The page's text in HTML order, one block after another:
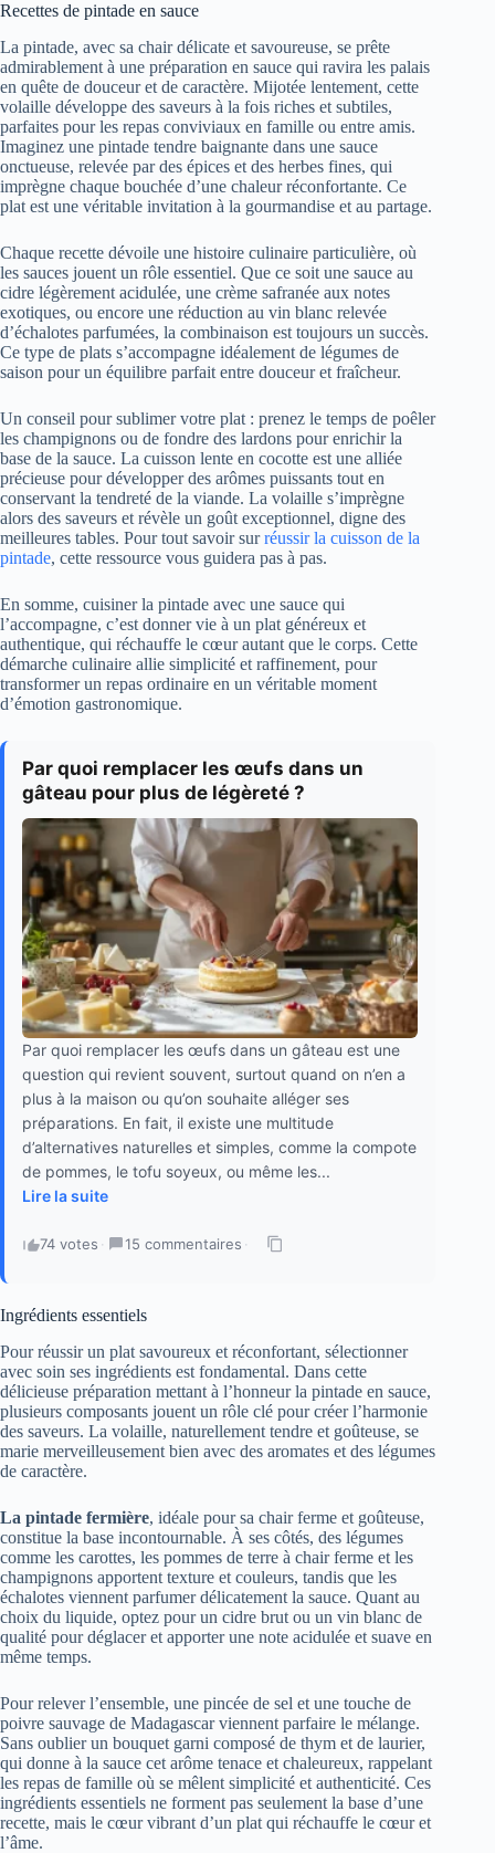
Recettes de pintade en sauce
La pintade, avec sa chair délicate et savoureuse, se prête
admirablement à une préparation en sauce qui ravira les palais
en quête de douceur et de caractère. Mijotée lentement, cette
volaille développe des saveurs à la fois riches et subtiles,
parfaites pour les repas conviviaux en famille ou entre amis.
Imaginez une pintade tendre baignante dans une sauce
onctueuse, relevée par des épices et des herbes fines, qui
imprègne chaque bouchée d’une chaleur réconfortante. Ce
plat est une véritable invitation à la gourmandise et au partage.
Chaque recette dévoile une histoire culinaire particulière, où
les sauces jouent un rôle essentiel. Que ce soit une sauce au
cidre légèrement acidulée, une crème safranée aux notes
exotiques, ou encore une réduction au vin blanc relevée
d’échalotes parfumées, la combinaison est toujours un succès.
Ce type de plats s’accompagne idéalement de légumes de
saison pour un équilibre parfait entre douceur et fraîcheur.
Un conseil pour sublimer votre plat : prenez le temps de poêler
les champignons ou de fondre des lardons pour enrichir la
base de la sauce. La cuisson lente en cocotte est une alliée
précieuse pour développer des arômes puissants tout en
conservant la tendreté de la viande. La volaille s’imprègne
alors des saveurs et révèle un goût exceptionnel, digne des
meilleures tables. Pour tout savoir surréussir la cuisson de la
pintade, cette ressource vous guidera pas à pas.
En somme, cuisiner la pintade avec une sauce qui
l’accompagne, c’est donner vie à un plat généreux et
authentique, qui réchauffe le cœur autant que le corps. Cette
démarche culinaire allie simplicité et raffinement, pour
transformer un repas ordinaire en un véritable moment
d’émotion gastronomique.
Par quoi remplacer les œufs dans un
gâteau pour plus de légèreté ?
Par quoi remplacer les œufs dans un gâteau est une
question qui revient souvent, surtout quand on n’en a
plus à la maison ou qu’on souhaite alléger ses
préparations. En fait, il existe une multitude
d’alternatives naturelles et simples, comme la compote
de pommes, le tofu soyeux, ou même les...
Lire la suite
74 votes · 15 commentaires ·
Ingrédients essentiels
Pour réussir un plat savoureux et réconfortant, sélectionner
avec soin ses ingrédients est fondamental. Dans cette
délicieuse préparation mettant à l’honneur la pintade en sauce,
plusieurs composants jouent un rôle clé pour créer l’harmonie
des saveurs. La volaille, naturellement tendre et goûteuse, se
marie merveilleusement bien avec des aromates et des légumes
de caractère.
La pintade fermière, idéale pour sa chair ferme et goûteuse,
constitue la base incontournable. À ses côtés, des légumes
comme les carottes, les pommes de terre à chair ferme et les
champignons apportent texture et couleurs, tandis que les
échalotes viennent parfumer délicatement la sauce. Quant au
choix du liquide, optez pour un cidre brut ou un vin blanc de
qualité pour déglacer et apporter une note acidulée et suave en
même temps.
Pour relever l’ensemble, une pincée de sel et une touche de
poivre sauvage de Madagascar viennent parfaire le mélange.
Sans oublier un bouquet garni composé de thym et de laurier,
qui donne à la sauce cet arôme tenace et chaleureux, rappelant
les repas de famille où se mêlent simplicité et authenticité. Ces
ingrédients essentiels ne forment pas seulement la base d’une
recette, mais le cœur vibrant d’un plat qui réchauffe le cœur et
l’âme.